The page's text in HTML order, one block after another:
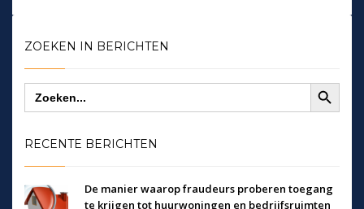
ZOEKEN IN BERICHTEN
Zoek
naar:
Zoekknop
RECENTE BERICHTEN
De manier waarop fraudeurs proberen toegang
te krijgen tot huurwoningen en bedrijfsruimten